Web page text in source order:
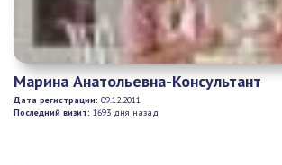
Марина Анатольевна-Консультант
Дата регистрации: 09.12.2011
Последний визит: 1693 дня назад